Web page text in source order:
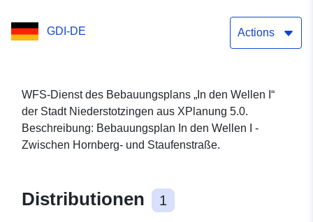
GDI-DE Actions
WFS-Dienst des Bebauungsplans „In den Wellen I“
der Stadt Niederstotzingen aus XPlanung 5.0.
Beschreibung: Bebauungsplan In den Wellen I -
Zwischen Hornberg- und Staufenstraße.
Distributionen 1